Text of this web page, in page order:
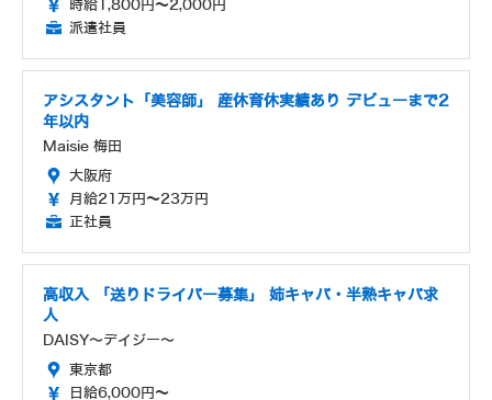
時給1,800円～2,000円
派遣社員
アシスタント「美容師」 産休育休実績あり デビューまで2
年以内
Maisie 梅田
大阪府
月給21万円～23万円
正社員
高収入 「送りドライバー募集」 姉キャバ・半熟キャバ求
人
DAISY〜デイジー〜
東京都
日給6,000円～